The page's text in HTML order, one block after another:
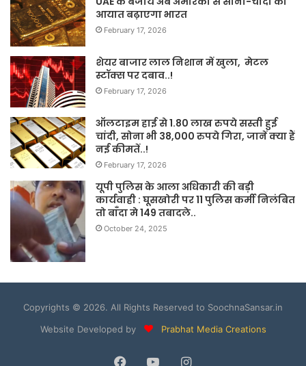
आयात बढ़ाएगा भारत
February 17, 2026
शेयर बाजार लाल निशान में खुला, मेटल
स्टॉक्स पर दबाव..!
February 17, 2026
ऑलटाइम हाई से 1.80 लाख रुपये सस्ती हुई
चांदी, सोना भी 38,000 रुपये गिरा, जानें क्या हैं
नई कीमतें..!
February 17, 2026
यूपी पुलिस के आला अधिकारी की बड़ी
कार्यवाही : घूसखोरी पर 11 पुलिस कर्मी निलंबित
तो बाँदा मे 149 तबादले..
October 24, 2025
Copyrights © 2026. All Rights Reserved to SoochnaSansar.in
Website Developed by
Prabhat Media Creations
Facebook
YouTubeInstagram